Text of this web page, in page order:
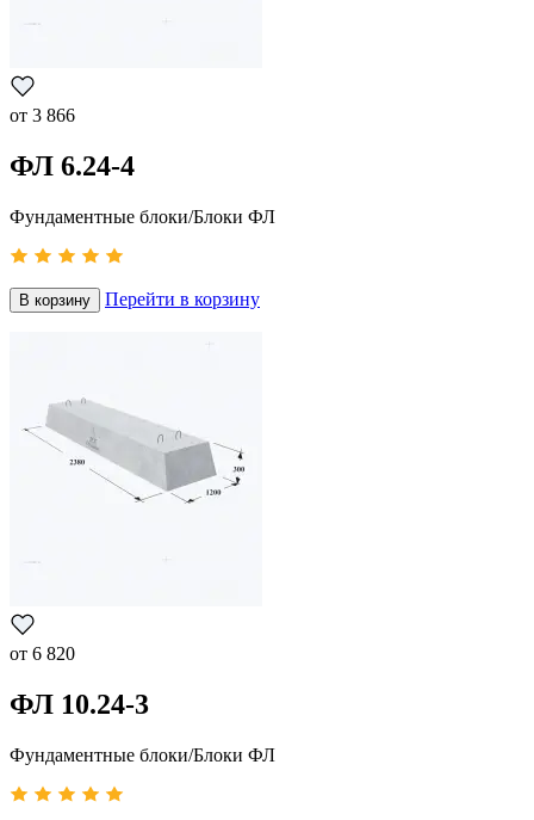
от 3 866
ФЛ 6.24-4
Фундаментные блоки/Блоки ФЛ
В корзину Перейти в корзину
от 6 820
ФЛ 10.24-3
Фундаментные блоки/Блоки ФЛ